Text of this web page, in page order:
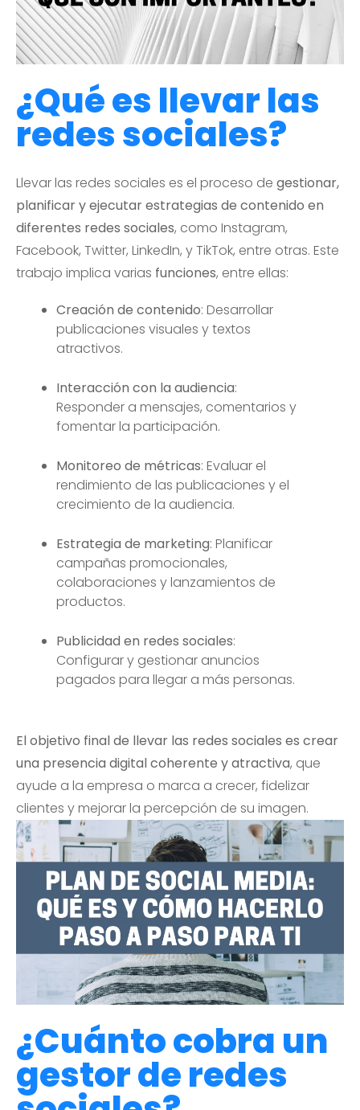
¿Qué es llevar las
redes sociales?
Llevar las redes sociales es el proceso de gestionar,
planificar y ejecutar estrategias de contenido en
diferentes redes sociales, como Instagram,
Facebook, Twitter, LinkedIn, y TikTok, entre otras. Este
trabajo implica varias funciones, entre ellas:
Creación de contenido: Desarrollar
publicaciones visuales y textos
atractivos.
Interacción con la audiencia:
Responder a mensajes, comentarios y
fomentar la participación.
Monitoreo de métricas: Evaluar el
rendimiento de las publicaciones y el
crecimiento de la audiencia.
Estrategia de marketing: Planificar
campañas promocionales,
colaboraciones y lanzamientos de
productos.
Publicidad en redes sociales:
Configurar y gestionar anuncios
pagados para llegar a más personas.
El objetivo final de llevar las redes sociales es crear
una presencia digital coherente y atractiva, que
ayude a la empresa o marca a crecer, fidelizar
clientes y mejorar la percepción de su imagen.
¿Cuánto cobra un
gestor de redes